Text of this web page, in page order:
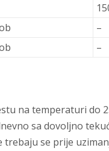
–
–
na temperaturi do
sa dovoljno
trebaju se prije